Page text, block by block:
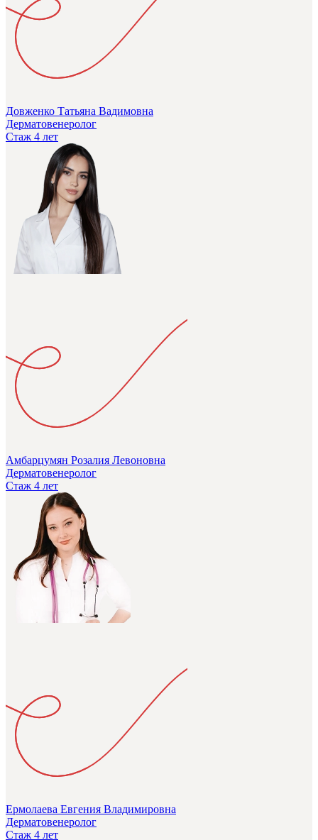
Довженко Татьяна Вадимовна
Дерматовенеролог
Стаж 4 лет
Амбарцумян Розалия Левоновна
Дерматовенеролог
Стаж 4 лет
Ермолаева Евгения Владимировна
Дерматовенеролог
Стаж 4 лет